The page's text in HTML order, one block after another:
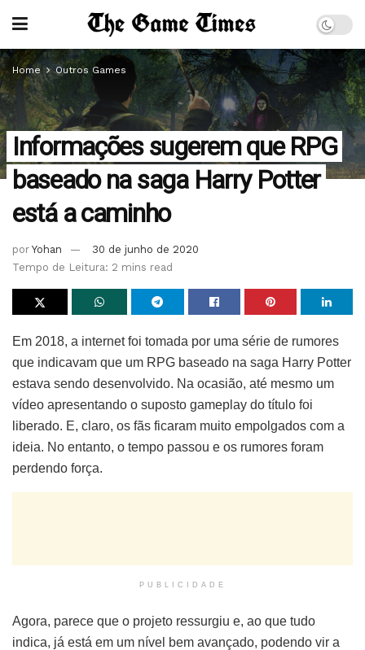
Home Outros Games
Informações sugerem que RPG
baseado na saga Harry Potter
está a caminho
por Yohan
30 de junho de 2020
Tempo de Leitura: 2 mins read
Em 2018, a internet foi tomada por uma série de rumores
que indicavam que um RPG baseado na saga Harry Potter
estava sendo desenvolvido. Na ocasião, até mesmo um
vídeo apresentando o suposto gameplay do título foi
liberado. E, claro, os fãs ficaram muito empolgados com a
ideia. No entanto, o tempo passou e os rumores foram
perdendo força.
PUBLICIDADE
Agora, parece que o projeto ressurgiu e, ao que tudo
indica, já está em um nível bem avançado, podendo vir a